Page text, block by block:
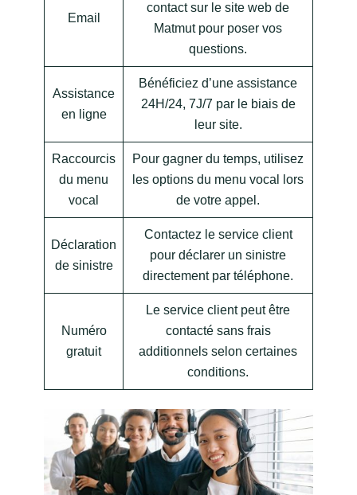
Email
contact sur le site web de
Matmut pour poser vos
questions.
Assistance
en ligne
Bénéficiez d’une assistance
24H/24, 7J/7 par le biais de
leur site.
Raccourcis
du menu
vocal
Pour gagner du temps, utilisez
les options du menu vocal lors
de votre appel.
Déclaration
de sinistre
Contactez le service client
pour déclarer un sinistre
directement par téléphone.
Numéro
gratuit
Le service client peut être
contacté sans frais
additionnels selon certaines
conditions.